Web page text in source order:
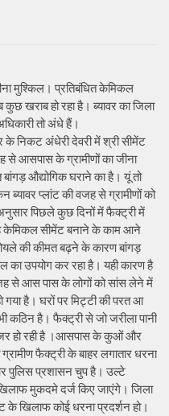
मुश्किल। प्रतिबंधित केमिकल
खराब हो रहा है। ब्यावर का जिला
तो अंधे हैं।
के निकट अंधेरी देवरी में श्री सीमेंट
आसपास के ग्रामीणों का जीना
औद्योगिक घराने का है। यूं तो
ब्यावर प्लांट की वजह से ग्रामीणों को
पिछले कुछ दिनों में फैक्ट्री में
केमिकल सीमेंट बनाने के काम आने
की कीमत बढ़ने के कारण बांगड़
का उपयोग कर रहा है। यही कारण है
से आस पास के लोगों को सांस लेने में
गया है। घरों पर मिट्टी की परत आ
कठिन है। फैक्ट्री से जो जरीला पानी
हो रही है ।आसपास के कुओं और
ग्रामीण फैक्ट्री के बाहर लगातार धरना
पुलिस प्रशासन चुप है। उल्टे
मुकदमे दर्ज किए जाएंगे। जिला
के खिलाफ कोई धरना प्रदर्शन हो।